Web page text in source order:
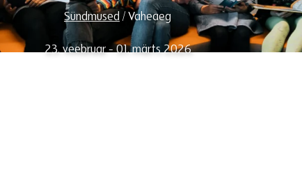
Sündmused / Vaheaeg
23. veebruar - 01. märts 2026